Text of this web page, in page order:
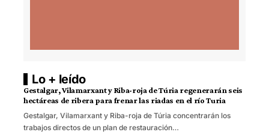
Lo + leído
Gestalgar, Vilamarxant y Riba-roja de Túria regenerarán seis
hectáreas de ribera para frenar las riadas en el río Turia
Gestalgar, Vilamarxant y Riba-roja de Túria concentrarán los
trabajos directos de un plan de restauración…